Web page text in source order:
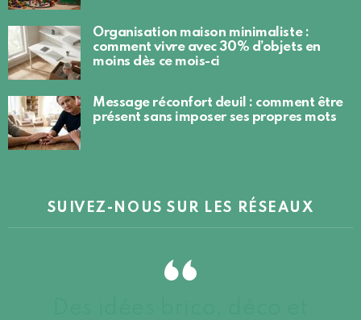
Organisation maison minimaliste :
comment vivre avec 30% d’objets en
moins dès ce mois-ci
Message réconfort deuil : comment être
présent sans imposer ses propres mots
SUIVEZ-NOUS SUR LES RÉSEAUX